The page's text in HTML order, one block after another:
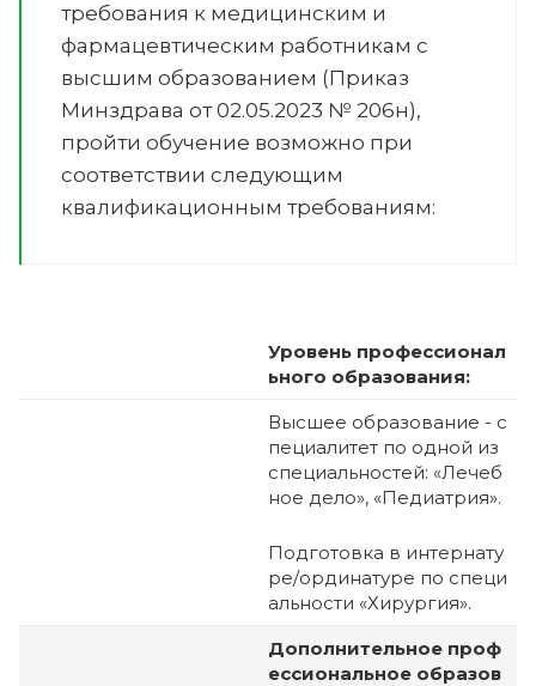
требования к медицинским и
фармацевтическим работникам с
высшим образованием (Приказ
Минздрава от 02.05.2023 № 206н),
пройти обучение возможно при
соответствии следующим
квалификационным требованиям:
Уровень профессионал
ьного образования:
Высшее образование - с
пециалитет по одной из
специальностей: «Лечеб
ное дело», «Педиатрия».
Подготовка в интернату
ре/ординатуре по специ
альности «Хирургия».
Дополнительное проф
ессиональное образов